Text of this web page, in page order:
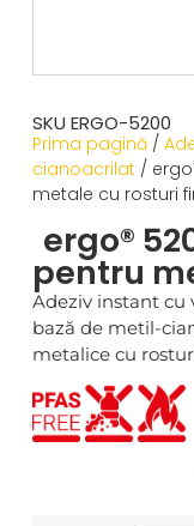
SKU ERGO-5200
Prima pagină/
cianoacrilat/
metale cu rosturi
ergo®
pentru
Adeziv instant cu
bază de metil-
metalice cu